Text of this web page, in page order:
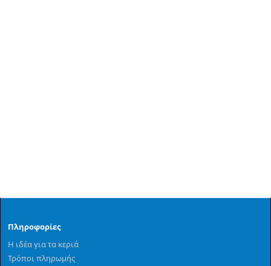
Πληροφορίες
Η ιδέα για τα κεριά
Τρόποι πληρωμής